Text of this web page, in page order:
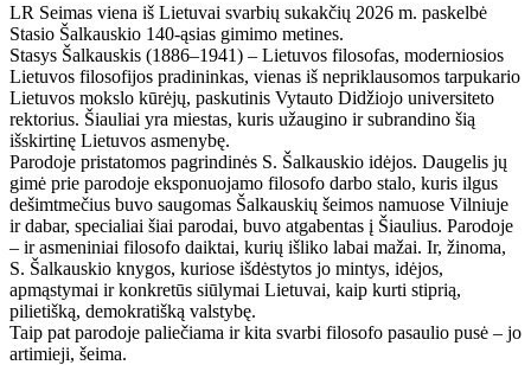
LR Seimas viena iš Lietuvai svarbių sukakčių 2026 m. paskelbė
Stasio Šalkauskio 140-ąsias gimimo metines.
Stasys Šalkauskis (1886–1941) – Lietuvos filosofas, moderniosios
Lietuvos filosofijos pradininkas, vienas iš nepriklausomos tarpukario
Lietuvos mokslo kūrėjų, paskutinis Vytauto Didžiojo universiteto
rektorius. Šiauliai yra miestas, kuris užaugino ir subrandino šią
išskirtinę Lietuvos asmenybę.
Parodoje pristatomos pagrindinės S. Šalkauskio idėjos. Daugelis jų
gimė prie parodoje eksponuojamo filosofo darbo stalo, kuris ilgus
dešimtmečius buvo saugomas Šalkauskių šeimos namuose Vilniuje
ir dabar, specialiai šiai parodai, buvo atgabentas į Šiaulius. Parodoje
– ir asmeniniai filosofo daiktai, kurių išliko labai mažai. Ir, žinoma,
S. Šalkauskio knygos, kuriose išdėstytos jo mintys, idėjos,
apmąstymai ir konkretūs siūlymai Lietuvai, kaip kurti stiprią,
pilietišką, demokratišką valstybę.
Taip pat parodoje paliečiama ir kita svarbi filosofo pasaulio pusė – jo
artimieji, šeima.